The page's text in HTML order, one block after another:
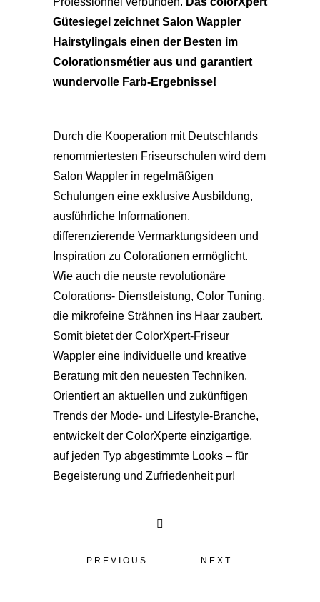
Gütesiegel zeichnet Salon Wappler
Hairstylingals einen der Besten im
Colorationsmétier aus und garantiert
wundervolle Farb-Ergebnisse!
Durch die Kooperation mit Deutschlands
renommiertesten Friseurschulen wird dem
Salon Wappler in regelmäßigen
Schulungen eine exklusive Ausbildung,
ausführliche Informationen,
differenzierende Vermarktungsideen und
Inspiration zu Colorationen ermöglicht.
Wie auch die neuste revolutionäre
Colorations- Dienstleistung, Color Tuning,
die mikrofeine Strähnen ins Haar zaubert.
Somit bietet der ColorXpert-Friseur
Wappler eine individuelle und kreative
Beratung mit den neuesten Techniken.
Orientiert an aktuellen und zukünftigen
Trends der Mode- und Lifestyle-Branche,
entwickelt der ColorXperte einzigartige,
auf jeden Typ abgestimmte Looks – für
Begeisterung und Zufriedenheit pur!
PREVIOUS NEXT